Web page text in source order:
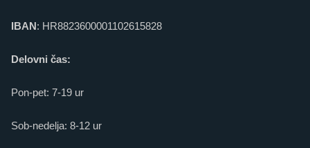
IBAN: HR8823600001102615828
Delovni čas:
Pon-pet: 7-19 ur
Sob-nedelja: 8-12 ur